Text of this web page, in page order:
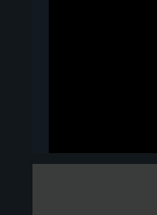
عزاداری هیئات